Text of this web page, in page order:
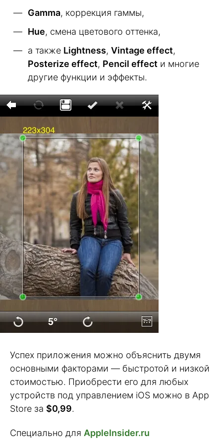
Gamma, коррекция гаммы,
Hue, смена цветового оттенка,
а также Lightness, Vintage effect,
Posterize effect, Pencil effect и многие
другие функции и эффекты.
Успех приложения можно объяснить двумя
основными факторами — быстротой и низкой
стоимостью. Приобрести его для любых
устройств под управлением iOS можно в App
Store за $0,99.
Специально для AppleInsider.ru